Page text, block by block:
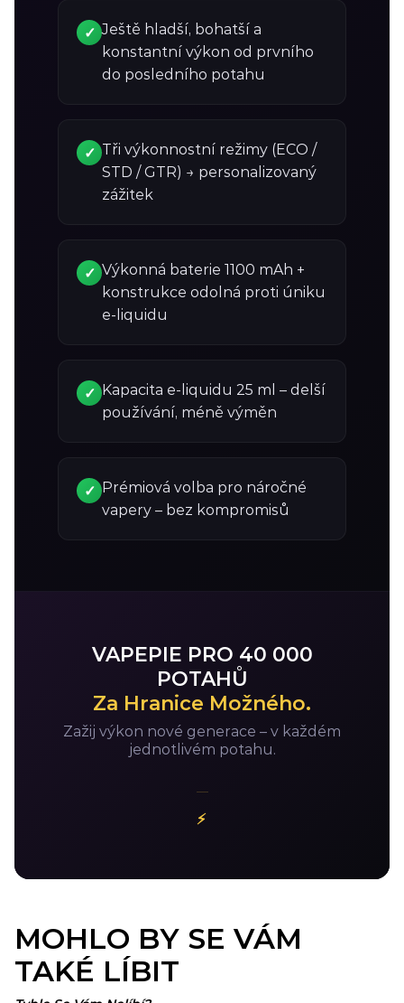
✓ Ještě hladší, bohatší a
konstantní výkon od prvního
do posledního potahu
✓ Tři výkonnostní režimy (ECO /
STD / GTR) → personalizovaný
zážitek
✓ Výkonná baterie 1100 mAh +
konstrukce odolná proti úniku
e-liquidu
✓ Kapacita e-liquidu 25 ml – delší
používání, méně výměn
✓ Prémiová volba pro náročné
vapery – bez kompromisů
VAPEPIE PRO 40 000
POTAHŮ
Za Hranice Možného.
Zažij výkon nové generace – v každém
jednotlivém potahu.
⚡
MOHLO BY SE VÁM
TAKÉ LÍBIT